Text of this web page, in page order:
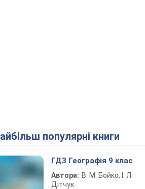
Найбільш популярні книги
ГДЗ Географія 9 клас
Автори: В. М. Бойко, І. Л.
Дітчук